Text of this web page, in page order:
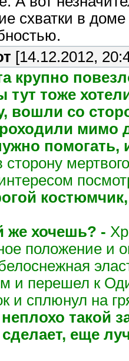
схватки в
[14.12.2012,
крупно
тут тоже
вошли со
помогать,
же хочешь? -
положение и
и перешел к
и сплюнул на
такой
еще